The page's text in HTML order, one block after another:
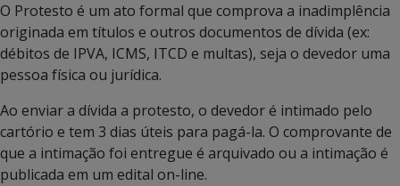
O Protesto é um ato formal que comprova a inadimplência
originada em títulos e outros documentos de dívida (ex:
débitos de IPVA, ICMS, ITCD e multas), seja o devedor uma
pessoa física ou jurídica.
Ao enviar a dívida a protesto, o devedor é intimado pelo
cartório e tem 3 dias úteis para pagá-la. O comprovante de
que a intimação foi entregue é arquivado ou a intimação é
publicada em um edital on-line.